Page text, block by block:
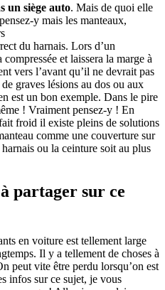
un siège auto. Mais de quoi elle
y mais les manteaux,
du harnais. Lors d’un
et laissera la marge à
vers l’avant qu’il ne devrait pas
graves lésions au dos ou aux
est un bon exemple. Dans le pire
! Vraiment pensez-y ! En
froid il existe pleins de solutions
comme une couverture sur
ou la ceinture soit au plus
partager sur ce
en voiture est tellement large
Il y a tellement de choses à
peut vite être perdu lorsqu’on est
infos sur ce sujet, je vous